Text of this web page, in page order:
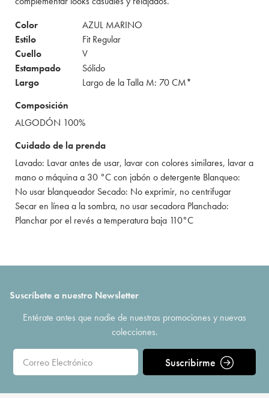
Color
AZUL MARINO
Estilo
Fit Regular
Cuello
V
Estampado
Sólido
Largo
Largo de la Talla M: 70 CM*
Composición
ALGODÓN 100%
Cuidado de la prenda
Lavado: Lavar antes de usar, lavar con colores similares, lavar a
mano o máquina a 30 °C con jabón o detergente Blanqueo:
No usar blanqueador Secado: No exprimir, no centrifugar
Secar en línea a la sombra, no usar secadora Planchado:
Planchar por el revés a temperatura baja 110°C
Suscríbete a nuestro Newsletter
Entérate antes que nadie de nuestras promociones y nuevas
colecciones.
Suscribirme